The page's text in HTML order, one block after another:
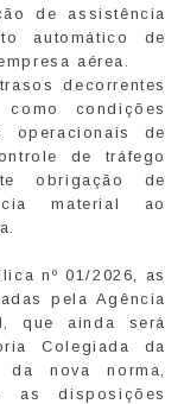
de assistência
automático de
aérea.
decorrentes
condições
operacionais de
de tráfego
obrigação de
material ao
nº 01/2026, as
pela Agência
que ainda será
Colegiada da
nova norma,
as disposições